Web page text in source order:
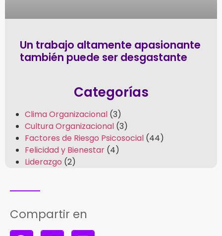
Un trabajo altamente apasionante
también puede ser desgastante
Categorías
Clima Organizacional (3)
Cultura Organizacional (3)
Factores de Riesgo Psicosocial (44)
Felicidad y Bienestar (4)
Liderazgo (2)
Compartir en